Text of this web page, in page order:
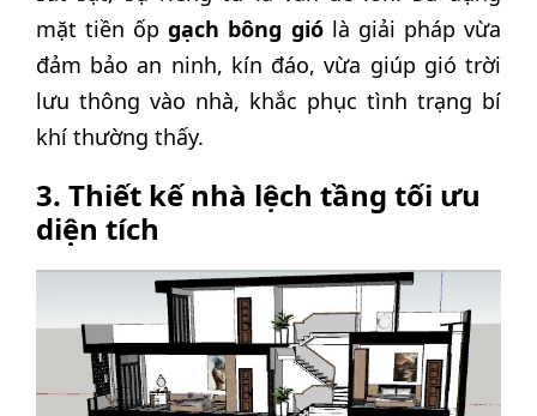
mặt tiền ốpgạch bông giólà giải pháp vừa
đảm bảo an ninh, kín đáo, vừa giúp gió trời
lưu thông vào nhà, khắc phục tình trạng bí
khí thường thấy.
3. Thiết kế nhà lệch tầng tối ưu
diện tích